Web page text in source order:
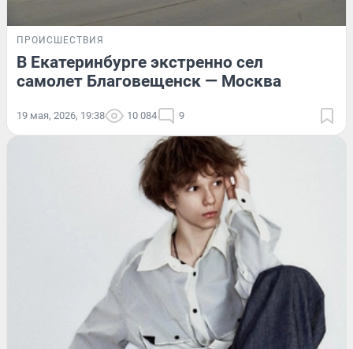
ПРОИСШЕСТВИЯ
В Екатеринбурге экстренно сел
самолет Благовещенск — Москва
19 мая, 2026, 19:38 10 084 9